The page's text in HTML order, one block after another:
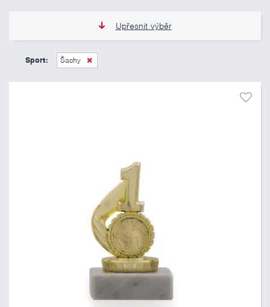
Upřesnit výběr
105 Kč
Sport: Šachy